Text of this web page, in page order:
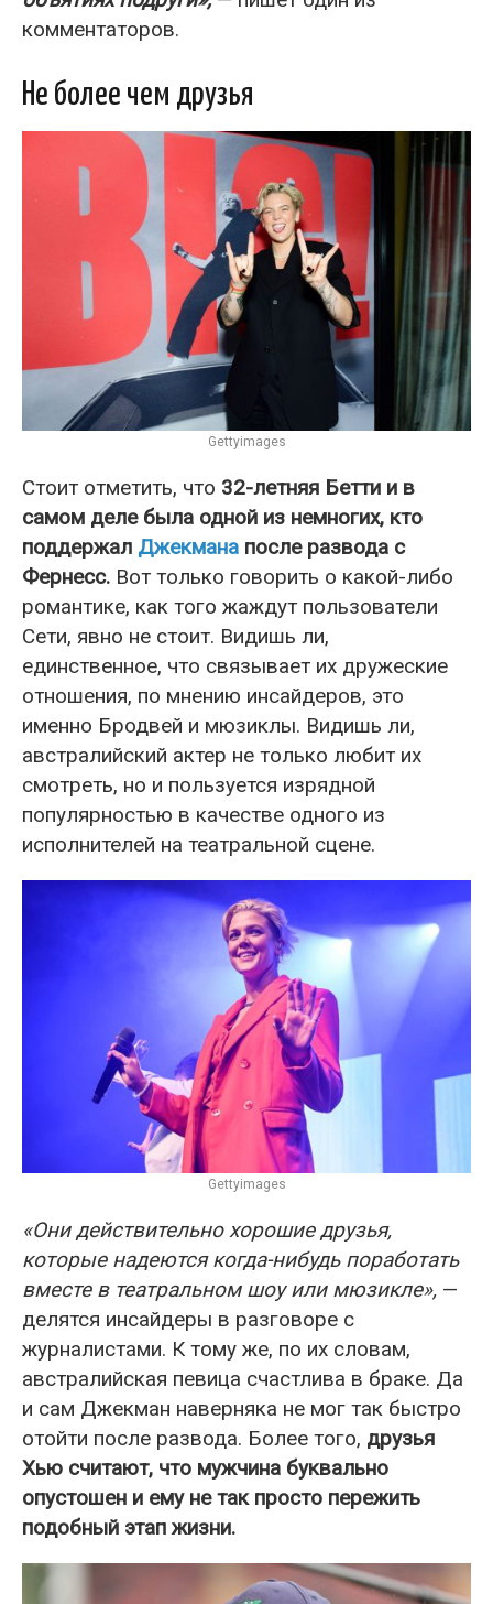
комментаторов.
Не более чем друзья
Gettyimages
Стоит отметить, что 32-летняя Бетти и в
самом деле была одной из немногих, кто
поддержал Джекмана после развода с
Фернесс. Вот только говорить о какой-либо
романтике, как того жаждут пользователи
Сети, явно не стоит. Видишь ли,
единственное, что связывает их дружеские
отношения, по мнению инсайдеров, это
именно Бродвей и мюзиклы. Видишь ли,
австралийский актер не только любит их
смотреть, но и пользуется изрядной
популярностью в качестве одного из
исполнителей на театральной сцене.
Gettyimages
«Они действительно хорошие друзья,
которые надеются когда-нибудь поработать
вместе в театральном шоу или мюзикле», —
делятся инсайдеры в разговоре с
журналистами. К тому же, по их словам,
австралийская певица счастлива в браке. Да
и сам Джекман наверняка не мог так быстро
отойти после развода. Более того, друзья
Хью считают, что мужчина буквально
опустошен и ему не так просто пережить
подобный этап жизни.